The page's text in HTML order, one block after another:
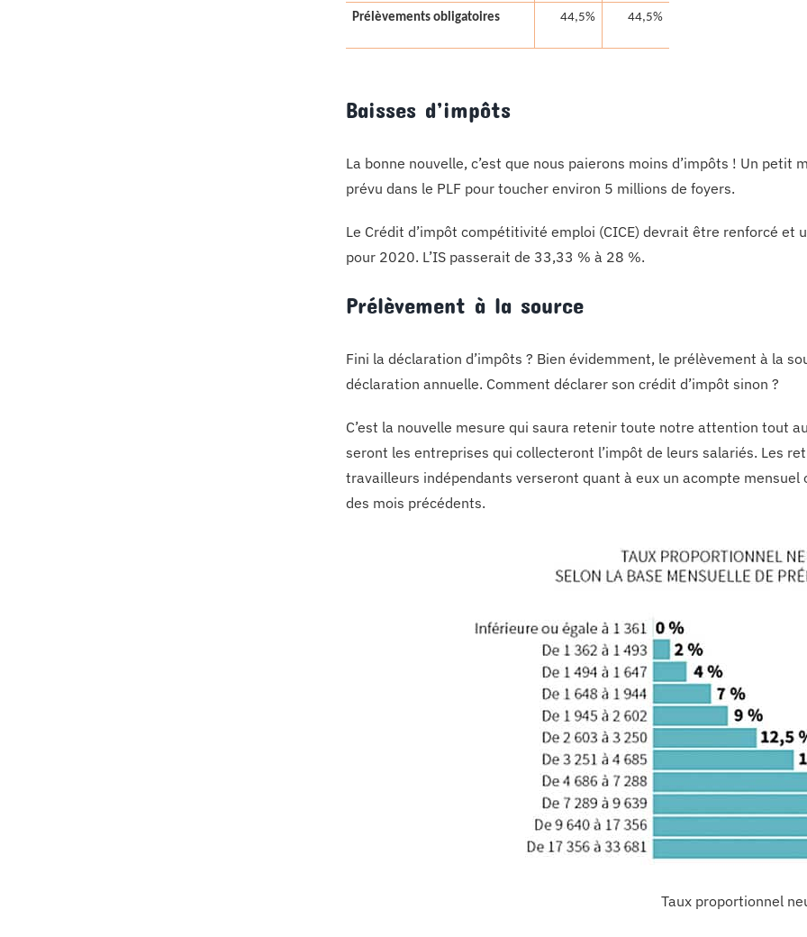
Prélèvements obligatoires 44,5% 44,5%
Baisses d’impôts
La bonne nouvelle, c’est que nous paierons moins d’impôts ! Un petit
prévu dans le PLF pour toucher environ 5 millions de foyers.
Le Crédit d’impôt compétitivité emploi (CICE) devrait être renforcé et
pour 2020. L’IS passerait de 33,33 % à 28 %.
Prélèvement à la source
Fini la déclaration d’impôts ? Bien évidemment, le prélèvement à la
déclaration annuelle. Comment déclarer son crédit d’impôt sinon ?
C’est la nouvelle mesure qui saura retenir toute notre attention tout
seront les entreprises qui collecteront l’impôt de leurs salariés. Les
travailleurs indépendants verseront quant à eux un acompte
des mois précédents.
Taux proportionnel